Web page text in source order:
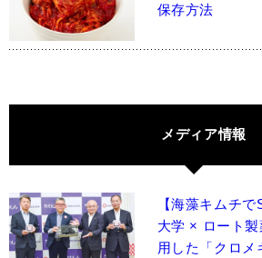
保存方法
メディア情報
【海藻キムチ
大学 × ロート
用した「クロメ